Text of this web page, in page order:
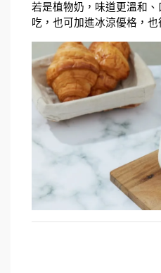
若是植物奶，味道更溫和
吃，也可加進冰涼優格，也